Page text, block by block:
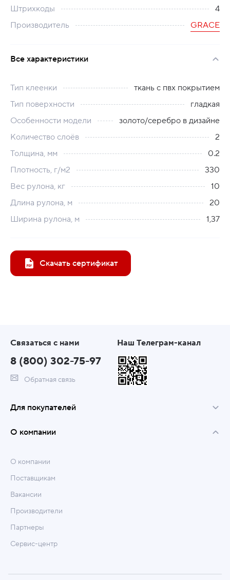
Штрихкоды
4
Производитель
GRACE
Все характеристики
Тип клеенки
ткань с пвх покрытием
Тип поверхности
гладкая
Особенности модели
золото/серебро в дизайне
Количество слоёв
2
Толщина, мм
0.2
Плотность, г/м2
330
Вес рулона, кг
10
Длина рулона, м
20
Ширина рулона, м
1,37
Скачать сертификат
Связаться с нами
8 (800) 302-75-97
Обратная связь
Наш Телеграм-канал
Для покупателей
О компании
О компании
Поставщикам
Вакансии
Производители
Партнеры
Сервис-центр